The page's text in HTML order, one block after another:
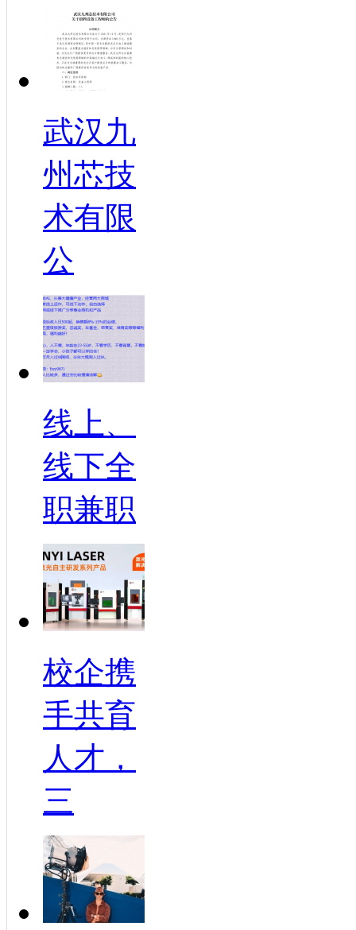
武汉九
州芯技
术有限
公
线上、
线下全
职兼职
校企携
手共育
人才，
三